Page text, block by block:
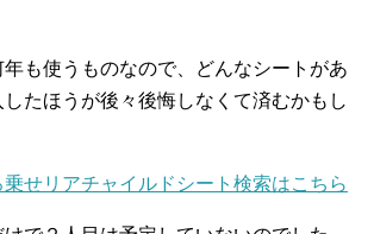
も使うものなので、どんなシートがあ
たほうが後々後悔しなくて済むかもし
乗せリアチャイルドシート検索はこちら